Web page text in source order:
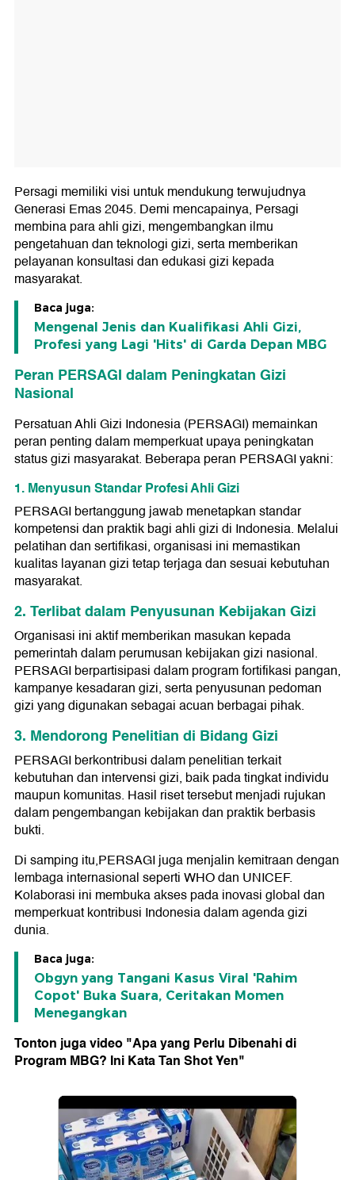
Persagi memiliki visi untuk mendukung terwujudnya
Generasi Emas 2045. Demi mencapainya, Persagi
membina para ahli gizi, mengembangkan ilmu
pengetahuan dan teknologi gizi, serta memberikan
pelayanan konsultasi dan edukasi gizi kepada
masyarakat.
Baca juga:
Mengenal Jenis dan Kualifikasi Ahli Gizi,
Profesi yang Lagi 'Hits' di Garda Depan MBG
Peran PERSAGI dalam Peningkatan Gizi
Nasional
Persatuan Ahli Gizi Indonesia (PERSAGI) memainkan
peran penting dalam memperkuat upaya peningkatan
status gizi masyarakat. Beberapa peran PERSAGI yakni:
1. Menyusun Standar Profesi Ahli Gizi
PERSAGI bertanggung jawab menetapkan standar
kompetensi dan praktik bagi ahli gizi di Indonesia. Melalui
pelatihan dan sertifikasi, organisasi ini memastikan
kualitas layanan gizi tetap terjaga dan sesuai kebutuhan
masyarakat.
2. Terlibat dalam Penyusunan Kebijakan Gizi
Organisasi ini aktif memberikan masukan kepada
pemerintah dalam perumusan kebijakan gizi nasional.
PERSAGI berpartisipasi dalam program fortifikasi pangan,
kampanye kesadaran gizi, serta penyusunan pedoman
gizi yang digunakan sebagai acuan berbagai pihak.
3. Mendorong Penelitian di Bidang Gizi
PERSAGI berkontribusi dalam penelitian terkait
kebutuhan dan intervensi gizi, baik pada tingkat individu
maupun komunitas. Hasil riset tersebut menjadi rujukan
dalam pengembangan kebijakan dan praktik berbasis
bukti.
Di samping itu,PERSAGI juga menjalin kemitraan dengan
lembaga internasional seperti WHO dan UNICEF.
Kolaborasi ini membuka akses pada inovasi global dan
memperkuat kontribusi Indonesia dalam agenda gizi
dunia.
Baca juga:
Obgyn yang Tangani Kasus Viral 'Rahim
Copot' Buka Suara, Ceritakan Momen
Menegangkan
Tonton juga video "Apa yang Perlu Dibenahi di
Program MBG? Ini Kata Tan Shot Yen"